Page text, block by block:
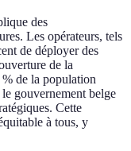
des
Les opérateurs, tels
de déployer des
de la
de la population
gouvernement belge
Cette
à tous, y